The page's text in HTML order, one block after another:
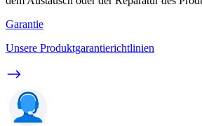
Garantie
Unsere Produktgarantierichtlinien